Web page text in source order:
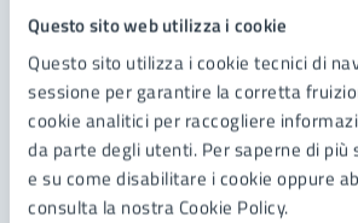
Questo sito web utilizza i cookie
Questo sito utilizza i cookie tecnici di
sessione per garantire la corretta
cookie analitici per raccogliere
da parte degli utenti. Per saperne di
e su come disabilitare i cookie oppure
consulta la nostra Cookie Policy.
Contatta il comune
Leggi le domande frequenti
Richiedi assistenza
Prenota appuntamento